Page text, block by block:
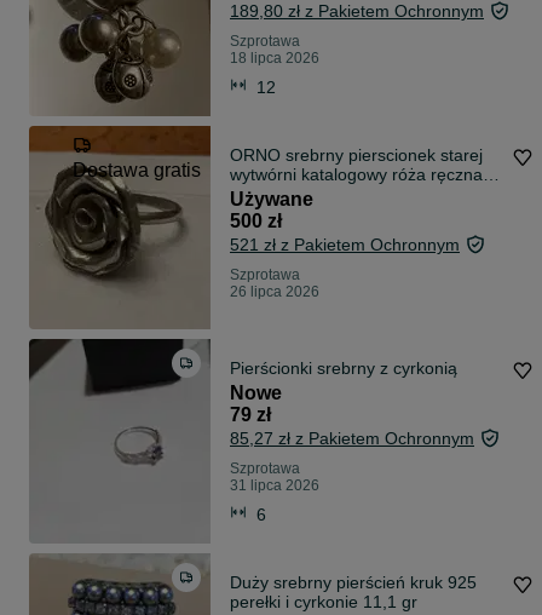
189,80 zł z Pakietem Ochronnym
Szprotawa
18 lipca 2026
12
Dostawa gratis
ORNO srebrny pierscionek starej
wytwórni katalogowy róża ręczna
robota
Używane
500 zł
521 zł z Pakietem Ochronnym
Szprotawa
26 lipca 2026
Pierścionki srebrny z cyrkonią
Nowe
79 zł
85,27 zł z Pakietem Ochronnym
Szprotawa
31 lipca 2026
6
Duży srebrny pierścień kruk 925
perełki i cyrkonie 11,1 gr